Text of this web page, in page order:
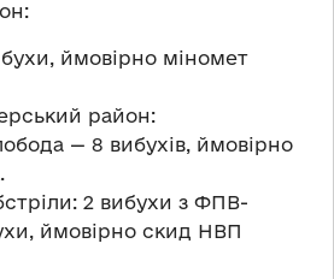
ймовірно міномет
район:
— 8 вибухів, ймовірно
2 вибухи з ФПВ-
ймовірно скид НВП